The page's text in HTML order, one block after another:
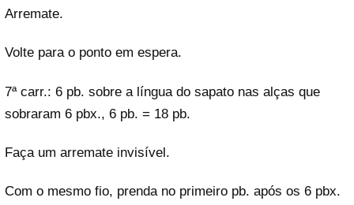
Arremate.
Volte para o ponto em espera.
7ª carr.: 6 pb. sobre a língua do sapato nas alças que
sobraram 6 pbx., 6 pb. = 18 pb.
Faça um arremate invisível.
Com o mesmo fio, prenda no primeiro pb. após os 6 pbx.